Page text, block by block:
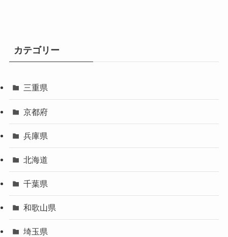
カテゴリー
三重県
京都府
兵庫県
北海道
千葉県
和歌山県
埼玉県